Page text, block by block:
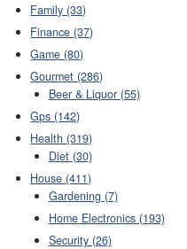
Family (33)
Finance (37)
Game (80)
Gourmet (286)
Beer & Liquor (55)
Gps (142)
Health (319)
Diet (30)
House (411)
Gardening (7)
Home Electronics (193)
Security (26)